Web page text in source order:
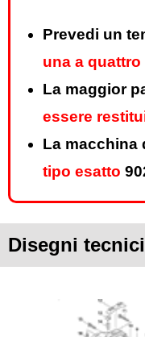
Prevedi un
una a
La maggior
essere
La macchina
tipo esatto
Disegni